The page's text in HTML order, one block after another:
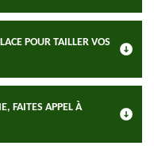
POUR TAILLER VOS
FAITES APPEL À